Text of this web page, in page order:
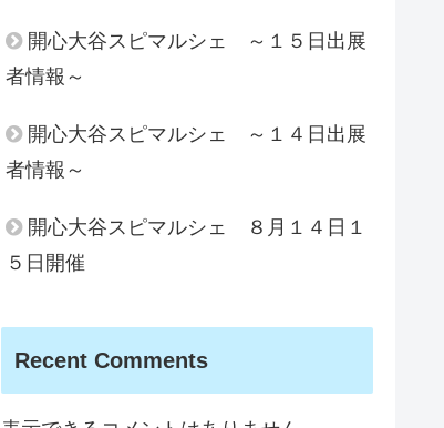
開心大谷スピマルシェ ～１５日出展
者情報～
開心大谷スピマルシェ ～１４日出展
者情報～
開心大谷スピマルシェ ８月１４日１
５日開催
Recent Comments